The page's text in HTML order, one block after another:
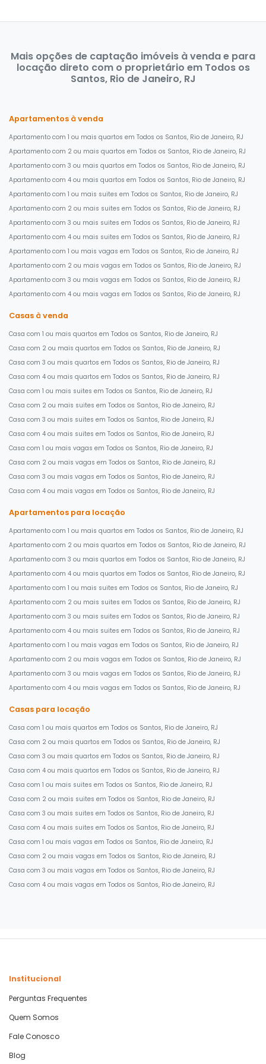
Mais opções de captação imóveis à venda e para
locação direto com o proprietário em Todos os
Santos, Rio de Janeiro, RJ
Apartamentos à venda
Apartamento com 1 ou mais quartos em Todos os Santos, Rio de Janeiro, RJ
Apartamento com 2 ou mais quartos em Todos os Santos, Rio de Janeiro, RJ
Apartamento com 3 ou mais quartos em Todos os Santos, Rio de Janeiro, RJ
Apartamento com 4 ou mais quartos em Todos os Santos, Rio de Janeiro, RJ
Apartamento com 1 ou mais suites em Todos os Santos, Rio de Janeiro, RJ
Apartamento com 2 ou mais suites em Todos os Santos, Rio de Janeiro, RJ
Apartamento com 3 ou mais suites em Todos os Santos, Rio de Janeiro, RJ
Apartamento com 4 ou mais suites em Todos os Santos, Rio de Janeiro, RJ
Apartamento com 1 ou mais vagas em Todos os Santos, Rio de Janeiro, RJ
Apartamento com 2 ou mais vagas em Todos os Santos, Rio de Janeiro, RJ
Apartamento com 3 ou mais vagas em Todos os Santos, Rio de Janeiro, RJ
Apartamento com 4 ou mais vagas em Todos os Santos, Rio de Janeiro, RJ
Casas à venda
Casa com 1 ou mais quartos em Todos os Santos, Rio de Janeiro, RJ
Casa com 2 ou mais quartos em Todos os Santos, Rio de Janeiro, RJ
Casa com 3 ou mais quartos em Todos os Santos, Rio de Janeiro, RJ
Casa com 4 ou mais quartos em Todos os Santos, Rio de Janeiro, RJ
Casa com 1 ou mais suites em Todos os Santos, Rio de Janeiro, RJ
Casa com 2 ou mais suites em Todos os Santos, Rio de Janeiro, RJ
Casa com 3 ou mais suites em Todos os Santos, Rio de Janeiro, RJ
Casa com 4 ou mais suites em Todos os Santos, Rio de Janeiro, RJ
Casa com 1 ou mais vagas em Todos os Santos, Rio de Janeiro, RJ
Casa com 2 ou mais vagas em Todos os Santos, Rio de Janeiro, RJ
Casa com 3 ou mais vagas em Todos os Santos, Rio de Janeiro, RJ
Casa com 4 ou mais vagas em Todos os Santos, Rio de Janeiro, RJ
Apartamentos para locação
Apartamento com 1 ou mais quartos em Todos os Santos, Rio de Janeiro, RJ
Apartamento com 2 ou mais quartos em Todos os Santos, Rio de Janeiro, RJ
Apartamento com 3 ou mais quartos em Todos os Santos, Rio de Janeiro, RJ
Apartamento com 4 ou mais quartos em Todos os Santos, Rio de Janeiro, RJ
Apartamento com 1 ou mais suites em Todos os Santos, Rio de Janeiro, RJ
Apartamento com 2 ou mais suites em Todos os Santos, Rio de Janeiro, RJ
Apartamento com 3 ou mais suites em Todos os Santos, Rio de Janeiro, RJ
Apartamento com 4 ou mais suites em Todos os Santos, Rio de Janeiro, RJ
Apartamento com 1 ou mais vagas em Todos os Santos, Rio de Janeiro, RJ
Apartamento com 2 ou mais vagas em Todos os Santos, Rio de Janeiro, RJ
Apartamento com 3 ou mais vagas em Todos os Santos, Rio de Janeiro, RJ
Apartamento com 4 ou mais vagas em Todos os Santos, Rio de Janeiro, RJ
Casas para locação
Casa com 1 ou mais quartos em Todos os Santos, Rio de Janeiro, RJ
Casa com 2 ou mais quartos em Todos os Santos, Rio de Janeiro, RJ
Casa com 3 ou mais quartos em Todos os Santos, Rio de Janeiro, RJ
Casa com 4 ou mais quartos em Todos os Santos, Rio de Janeiro, RJ
Casa com 1 ou mais suites em Todos os Santos, Rio de Janeiro, RJ
Casa com 2 ou mais suites em Todos os Santos, Rio de Janeiro, RJ
Casa com 3 ou mais suites em Todos os Santos, Rio de Janeiro, RJ
Casa com 4 ou mais suites em Todos os Santos, Rio de Janeiro, RJ
Casa com 1 ou mais vagas em Todos os Santos, Rio de Janeiro, RJ
Casa com 2 ou mais vagas em Todos os Santos, Rio de Janeiro, RJ
Casa com 3 ou mais vagas em Todos os Santos, Rio de Janeiro, RJ
Casa com 4 ou mais vagas em Todos os Santos, Rio de Janeiro, RJ
Institucional
Perguntas Frequentes
Quem Somos
Fale Conosco
Blog